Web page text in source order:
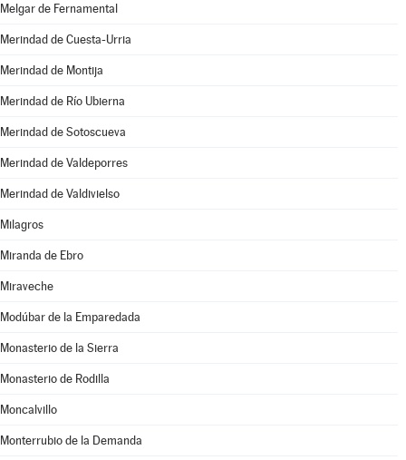
Melgar de Fernamental
Merindad de Cuesta-Urria
Merindad de Montija
Merindad de Río Ubierna
Merindad de Sotoscueva
Merindad de Valdeporres
Merindad de Valdivielso
Milagros
Miranda de Ebro
Miraveche
Modúbar de la Emparedada
Monasterio de la Sierra
Monasterio de Rodilla
Moncalvillo
Monterrubio de la Demanda